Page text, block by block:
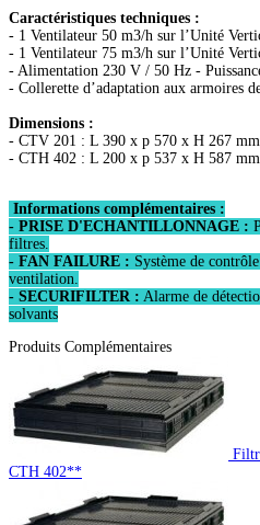
Caractéristiques techniques :
- 1 Ventilateur 50 m3/h sur l’Unité
- 1 Ventilateur 75 m3/h sur l’Unité
- Alimentation 230 V / 50 Hz -
- Collerette d’adaptation aux armoires
Dimensions :
- CTV 201 : L 390 x p 570 x H 267 mm
- CTH 402 : L 200 x p 537 x H 587 mm
Informations complémentaires :
- PRISE D'ECHANTILLONNAGE :
filtres.
- FAN FAILURE : Système de
ventilation.
- SECURIFILTER : Alarme de
solvants
Produits Complémentaires
CTH 402**